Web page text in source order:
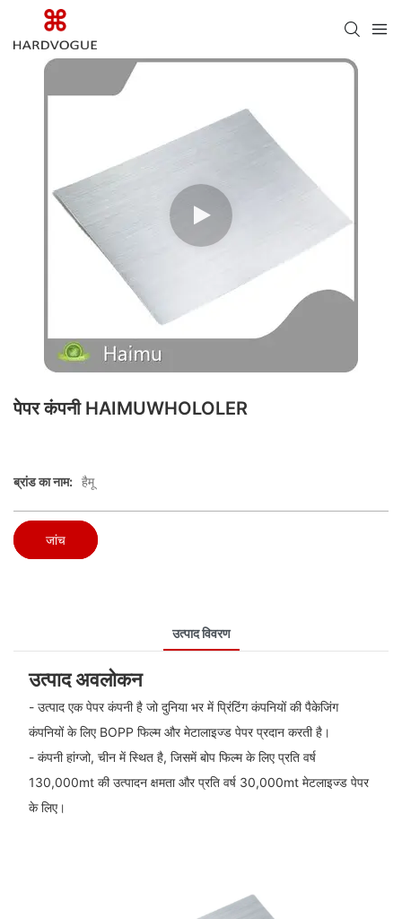
पेपर कंपनी HAIMUWHOLOLER
ब्रांड का नाम: हैमू
जांच
उत्पाद विवरण
उत्पाद अवलोकन
- उत्पाद एक पेपर कंपनी है जो दुनिया भर में प्रिंटिंग कंपनियों की पैकेजिंग
कंपनियों के लिए BOPP फिल्म और मेटालाइज्ड पेपर प्रदान करती है।
- कंपनी हांग्जो, चीन में स्थित है, जिसमें बोप फिल्म के लिए प्रति वर्ष
130,000mt की उत्पादन क्षमता और प्रति वर्ष 30,000mt मेटलाइज्ड पेपर
के लिए।